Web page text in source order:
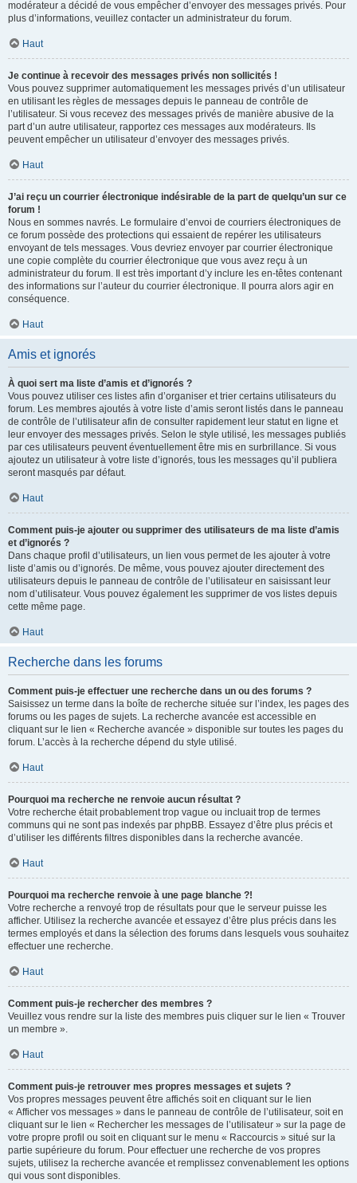
modérateur a décidé de vous empêcher d’envoyer des messages privés. Pour
plus d’informations, veuillez contacter un administrateur du forum.
Haut
Je continue à recevoir des messages privés non sollicités !
Vous pouvez supprimer automatiquement les messages privés d’un utilisateur
en utilisant les règles de messages depuis le panneau de contrôle de
l’utilisateur. Si vous recevez des messages privés de manière abusive de la
part d’un autre utilisateur, rapportez ces messages aux modérateurs. Ils
peuvent empêcher un utilisateur d’envoyer des messages privés.
Haut
J’ai reçu un courrier électronique indésirable de la part de quelqu’un sur ce
forum !
Nous en sommes navrés. Le formulaire d’envoi de courriers électroniques de
ce forum possède des protections qui essaient de repérer les utilisateurs
envoyant de tels messages. Vous devriez envoyer par courrier électronique
une copie complète du courrier électronique que vous avez reçu à un
administrateur du forum. Il est très important d’y inclure les en-têtes contenant
des informations sur l’auteur du courrier électronique. Il pourra alors agir en
conséquence.
Haut
Amis et ignorés
À quoi sert ma liste d’amis et d’ignorés ?
Vous pouvez utiliser ces listes afin d’organiser et trier certains utilisateurs du
forum. Les membres ajoutés à votre liste d’amis seront listés dans le panneau
de contrôle de l’utilisateur afin de consulter rapidement leur statut en ligne et
leur envoyer des messages privés. Selon le style utilisé, les messages publiés
par ces utilisateurs peuvent éventuellement être mis en surbrillance. Si vous
ajoutez un utilisateur à votre liste d’ignorés, tous les messages qu’il publiera
seront masqués par défaut.
Haut
Comment puis-je ajouter ou supprimer des utilisateurs de ma liste d’amis
et d’ignorés ?
Dans chaque profil d’utilisateurs, un lien vous permet de les ajouter à votre
liste d’amis ou d’ignorés. De même, vous pouvez ajouter directement des
utilisateurs depuis le panneau de contrôle de l’utilisateur en saisissant leur
nom d’utilisateur. Vous pouvez également les supprimer de vos listes depuis
cette même page.
Haut
Recherche dans les forums
Comment puis-je effectuer une recherche dans un ou des forums ?
Saisissez un terme dans la boîte de recherche située sur l’index, les pages des
forums ou les pages de sujets. La recherche avancée est accessible en
cliquant sur le lien « Recherche avancée » disponible sur toutes les pages du
forum. L’accès à la recherche dépend du style utilisé.
Haut
Pourquoi ma recherche ne renvoie aucun résultat ?
Votre recherche était probablement trop vague ou incluait trop de termes
communs qui ne sont pas indexés par phpBB. Essayez d’être plus précis et
d’utiliser les différents filtres disponibles dans la recherche avancée.
Haut
Pourquoi ma recherche renvoie à une page blanche ?!
Votre recherche a renvoyé trop de résultats pour que le serveur puisse les
afficher. Utilisez la recherche avancée et essayez d’être plus précis dans les
termes employés et dans la sélection des forums dans lesquels vous souhaitez
effectuer une recherche.
Haut
Comment puis-je rechercher des membres ?
Veuillez vous rendre sur la liste des membres puis cliquer sur le lien « Trouver
un membre ».
Haut
Comment puis-je retrouver mes propres messages et sujets ?
Vos propres messages peuvent être affichés soit en cliquant sur le lien
« Afficher vos messages » dans le panneau de contrôle de l’utilisateur, soit en
cliquant sur le lien « Rechercher les messages de l’utilisateur » sur la page de
votre propre profil ou soit en cliquant sur le menu « Raccourcis » situé sur la
partie supérieure du forum. Pour effectuer une recherche de vos propres
sujets, utilisez la recherche avancée et remplissez convenablement les options
qui vous sont disponibles.